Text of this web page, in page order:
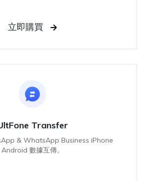
立即購買
Transfer
& WhatsApp Business iPhone
Android 數據互傳。